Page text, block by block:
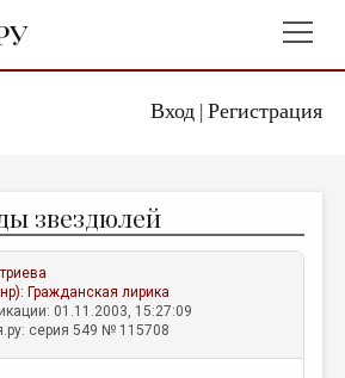
Вход| Регистрация
звездюлей
Гражданская лирика
01.11.2003, 15:27:09
серия 549 № 115708